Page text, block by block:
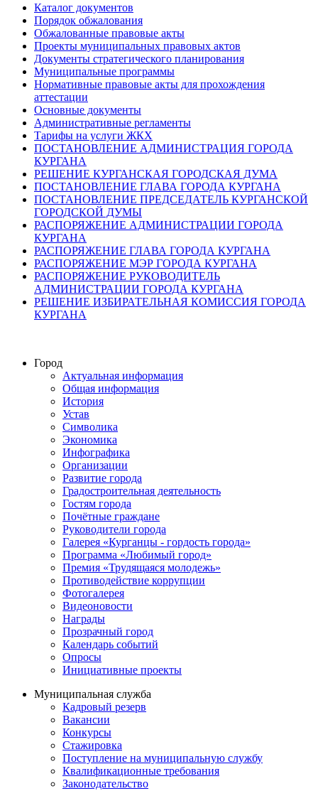
Каталог документов
Порядок обжалования
Обжалованные правовые акты
Проекты муниципальных правовых актов
Документы стратегического планирования
Муниципальные программы
Нормативные правовые акты для прохождения
аттестации
Основные документы
Административные регламенты
Тарифы на услуги ЖКХ
ПОСТАНОВЛЕНИЕ АДМИНИСТРАЦИЯ ГОРОДА
КУРГАНА
РЕШЕНИЕ КУРГАНСКАЯ ГОРОДСКАЯ ДУМА
ПОСТАНОВЛЕНИЕ ГЛАВА ГОРОДА КУРГАНА
ПОСТАНОВЛЕНИЕ ПРЕДСЕДАТЕЛЬ КУРГАНСКОЙ
ГОРОДСКОЙ ДУМЫ
РАСПОРЯЖЕНИЕ АДМИНИСТРАЦИИ ГОРОДА
КУРГАНА
РАСПОРЯЖЕНИЕ ГЛАВА ГОРОДА КУРГАНА
РАСПОРЯЖЕНИЕ МЭР ГОРОДА КУРГАНА
РАСПОРЯЖЕНИЕ РУКОВОДИТЕЛЬ
АДМИНИСТРАЦИИ ГОРОДА КУРГАНА
РЕШЕНИЕ ИЗБИРАТЕЛЬНАЯ КОМИССИЯ ГОРОДА
КУРГАНА
Город
Актуальная информация
Общая информация
История
Устав
Символика
Экономика
Инфографика
Организации
Развитие города
Градостроительная деятельность
Гостям города
Почётные граждане
Руководители города
Галерея «Курганцы - гордость города»
Программа «Любимый город»
Премия «Трудящаяся молодежь»
Противодействие коррупции
Фотогалерея
Видеоновости
Награды
Прозрачный город
Календарь событий
Опросы
Инициативные проекты
Муниципальная служба
Кадровый резерв
Вакансии
Конкурсы
Стажировка
Поступление на муниципальную службу
Квалификационные требования
Законодательство